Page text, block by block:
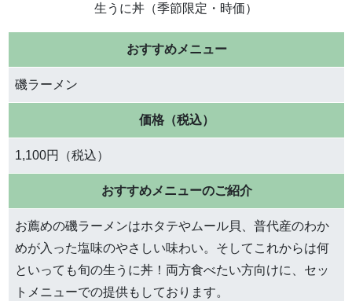
生うに丼（季節限定・時価）
おすすめメニュー
磯ラーメン
価格（税込）
1,100円（税込）
おすすめメニューのご紹介
お薦めの磯ラーメンはホタテやムール貝、普代産のわか
めが入った塩味のやさしい味わい。そしてこれからは何
といっても旬の生うに丼！両方食べたい方向けに、セッ
トメニューでの提供もしております。